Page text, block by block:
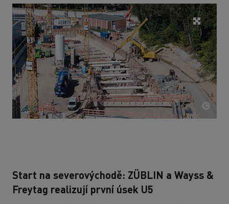
Start na severovýchodě: ZÜBLIN a Wayss &
Freytag realizují první úsek U5